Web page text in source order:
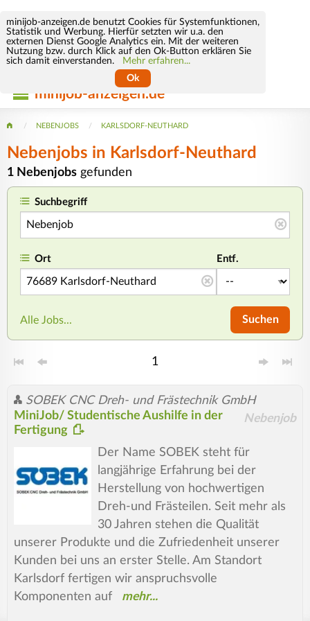
minijob-anzeigen.de benutzt Cookies für Systemfunktionen,
Statistik und Werbung. Hierfür setzten wir u.a. den
externen Dienst Google Analytics ein. Mit der weiteren
Nutzung bzw. durch Klick auf den Ok-Button erklären Sie
sich damit einverstanden.
Mehr erfahren...
Ok
minijob-anzeigen.de
NEBENJOBS KARLSDORF-NEUTHARD
Nebenjobs in Karlsdorf-Neuthard
1 Nebenjobs gefunden
Suchbegriff
Ort Entf.
Alle Jobs... Suchen
1
SOBEK CNC Dreh- und Frästechnik GmbH
Nebenjob
MiniJob/ Studentische Aushilfe in der
Fertigung
Der Name SOBEK steht für
langjährige Erfahrung bei der
Herstellung von hochwertigen
Dreh-und Frästeilen. Seit mehr als
30 Jahren stehen die Qualität
unserer Produkte und die Zufriedenheit unserer
Kunden bei uns an erster Stelle. Am Standort
Karlsdorf fertigen wir anspruchsvolle
Komponenten auf